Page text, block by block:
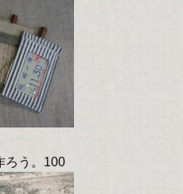
ろう。100